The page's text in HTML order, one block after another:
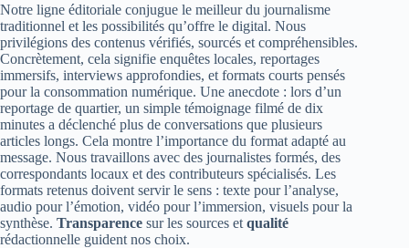
Notre ligne éditoriale conjugue le meilleur du journalisme
traditionnel et les possibilités qu’offre le digital. Nous
privilégions des contenus vérifiés, sourcés et compréhensibles.
Concrètement, cela signifie enquêtes locales, reportages
immersifs, interviews approfondies, et formats courts pensés
pour la consommation numérique. Une anecdote : lors d’un
reportage de quartier, un simple témoignage filmé de dix
minutes a déclenché plus de conversations que plusieurs
articles longs. Cela montre l’importance du format adapté au
message. Nous travaillons avec des journalistes formés, des
correspondants locaux et des contributeurs spécialisés. Les
formats retenus doivent servir le sens : texte pour l’analyse,
audio pour l’émotion, vidéo pour l’immersion, visuels pour la
synthèse. Transparence sur les sources et qualité
rédactionnelle guident nos choix.